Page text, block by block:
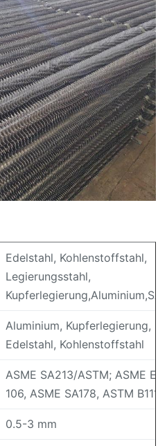
Edelstahl, Kohlenstoffstahl,
Legierungsstahl,
Aluminium, Kupferlegierung,
Edelstahl, Kohlenstoffstahl
ASME SA213/ASTM; ASME EA
106, ASME SA178, ASTM B1111
0.5-3 mm